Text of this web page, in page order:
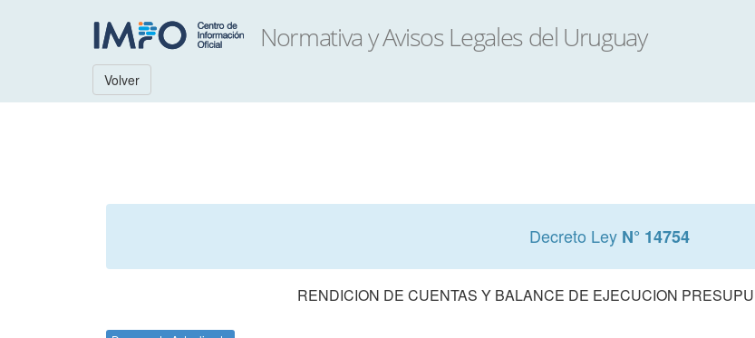
Volver
Decreto Ley N° 14754
RENDICION DE CUENTAS Y BALANCE DE EJECUCION